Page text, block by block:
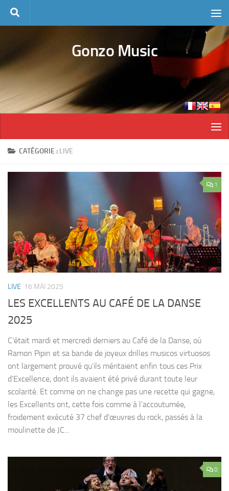
Skip to content
Gonzo Music
CATÉGORIE : LIVE
1
LIVE 16 MAI 2025
LES EXCELLENTS AU CAFÉ DE LA DANSE
2025
C’était mardi et mercredi derniers au Café de la Danse, où
Ramon Pipin et sa bande de joyeux drilles musicos virtuosos
ont largement prouvé qu’ils méritaient enfin tous ces Prix
d’Excellence, dont ils avaient été privé durant toute leur
scolarité. Et comme on ne change pas une recette qui gagne,
les Excellents ont, cette fois comme à l’accoutumée,
froidement exécuté 37 chef d’œuvres du rock, passés à la
moulinette de JC...
0